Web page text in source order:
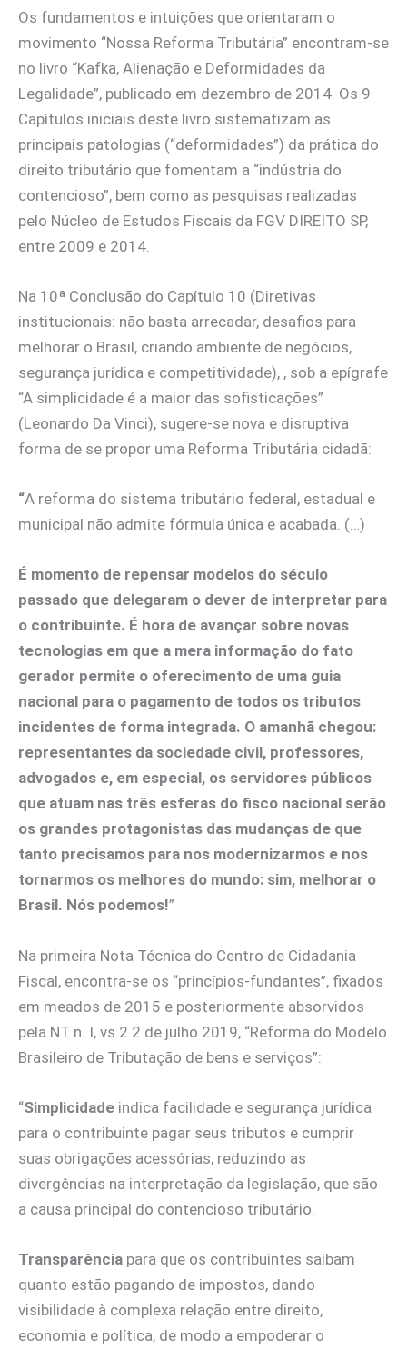
Os fundamentos e intuições que orientaram o
movimento “Nossa Reforma Tributária” encontram-se
no livro “Kafka, Alienação e Deformidades da
Legalidade”, publicado em dezembro de 2014. Os 9
Capítulos iniciais deste livro sistematizam as
principais patologias (“deformidades”) da prática do
direito tributário que fomentam a “indústria do
contencioso”, bem como as pesquisas realizadas
pelo Núcleo de Estudos Fiscais da FGV DIREITO SP,
entre 2009 e 2014.
Na 10ª Conclusão do Capítulo 10 (Diretivas
institucionais: não basta arrecadar, desafios para
melhorar o Brasil, criando ambiente de negócios,
segurança jurídica e competitividade), , sob a epígrafe
“A simplicidade é a maior das sofisticações”
(Leonardo Da Vinci), sugere-se nova e disruptiva
forma de se propor uma Reforma Tributária cidadã:
“A reforma do sistema tributário federal, estadual e
municipal não admite fórmula única e acabada. (…)
É momento de repensar modelos do século
passado que delegaram o dever de interpretar para
o contribuinte. É hora de avançar sobre novas
tecnologias em que a mera informação do fato
gerador permite o oferecimento de uma guia
nacional para o pagamento de todos os tributos
incidentes de forma integrada. O amanhã chegou:
representantes da sociedade civil, professores,
advogados e, em especial, os servidores públicos
que atuam nas três esferas do fisco nacional serão
os grandes protagonistas das mudanças de que
tanto precisamos para nos modernizarmos e nos
tornarmos os melhores do mundo: sim, melhorar o
Brasil. Nós podemos!”
Na primeira Nota Técnica do Centro de Cidadania
Fiscal, encontra-se os “princípios-fundantes”, fixados
em meados de 2015 e posteriormente absorvidos
pela NT n. I, vs 2.2 de julho 2019, “Reforma do Modelo
Brasileiro de Tributação de bens e serviços”:
“Simplicidade indica facilidade e segurança jurídica
para o contribuinte pagar seus tributos e cumprir
suas obrigações acessórias, reduzindo as
divergências na interpretação da legislação, que são
a causa principal do contencioso tributário.
Transparência para que os contribuintes saibam
quanto estão pagando de impostos, dando
visibilidade à complexa relação entre direito,
economia e política, de modo a empoderar o